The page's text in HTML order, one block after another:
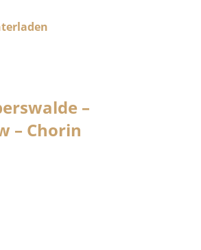
–
– Chorin